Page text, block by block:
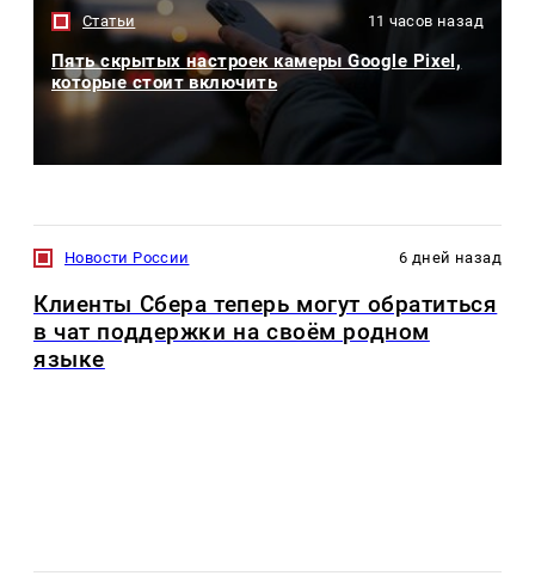
Статьи 11 часов назад
Пять скрытых настроек камеры Google Pixel,
которые стоит включить
Новости России 6 дней назад
Клиенты Сбера теперь могут обратиться
в чат поддержки на своём родном
языке